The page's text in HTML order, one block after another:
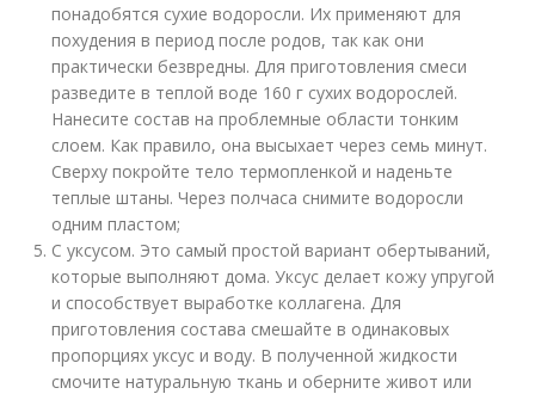
понадобятся сухие водоросли. Их применяют для
похудения в период после родов, так как они
практически безвредны. Для приготовления смеси
разведите в теплой воде 160 г сухих водорослей.
Нанесите состав на проблемные области тонким
слоем. Как правило, она высыхает через семь минут.
Сверху покройте тело термопленкой и наденьте
теплые штаны. Через полчаса снимите водоросли
одним пластом;
С уксусом. Это самый простой вариант обертываний,
которые выполняют дома. Уксус делает кожу упругой
и способствует выработке коллагена. Для
приготовления состава смешайте в одинаковых
пропорциях уксус и воду. В полученной жидкости
смочите натуральную ткань и оберните живот или